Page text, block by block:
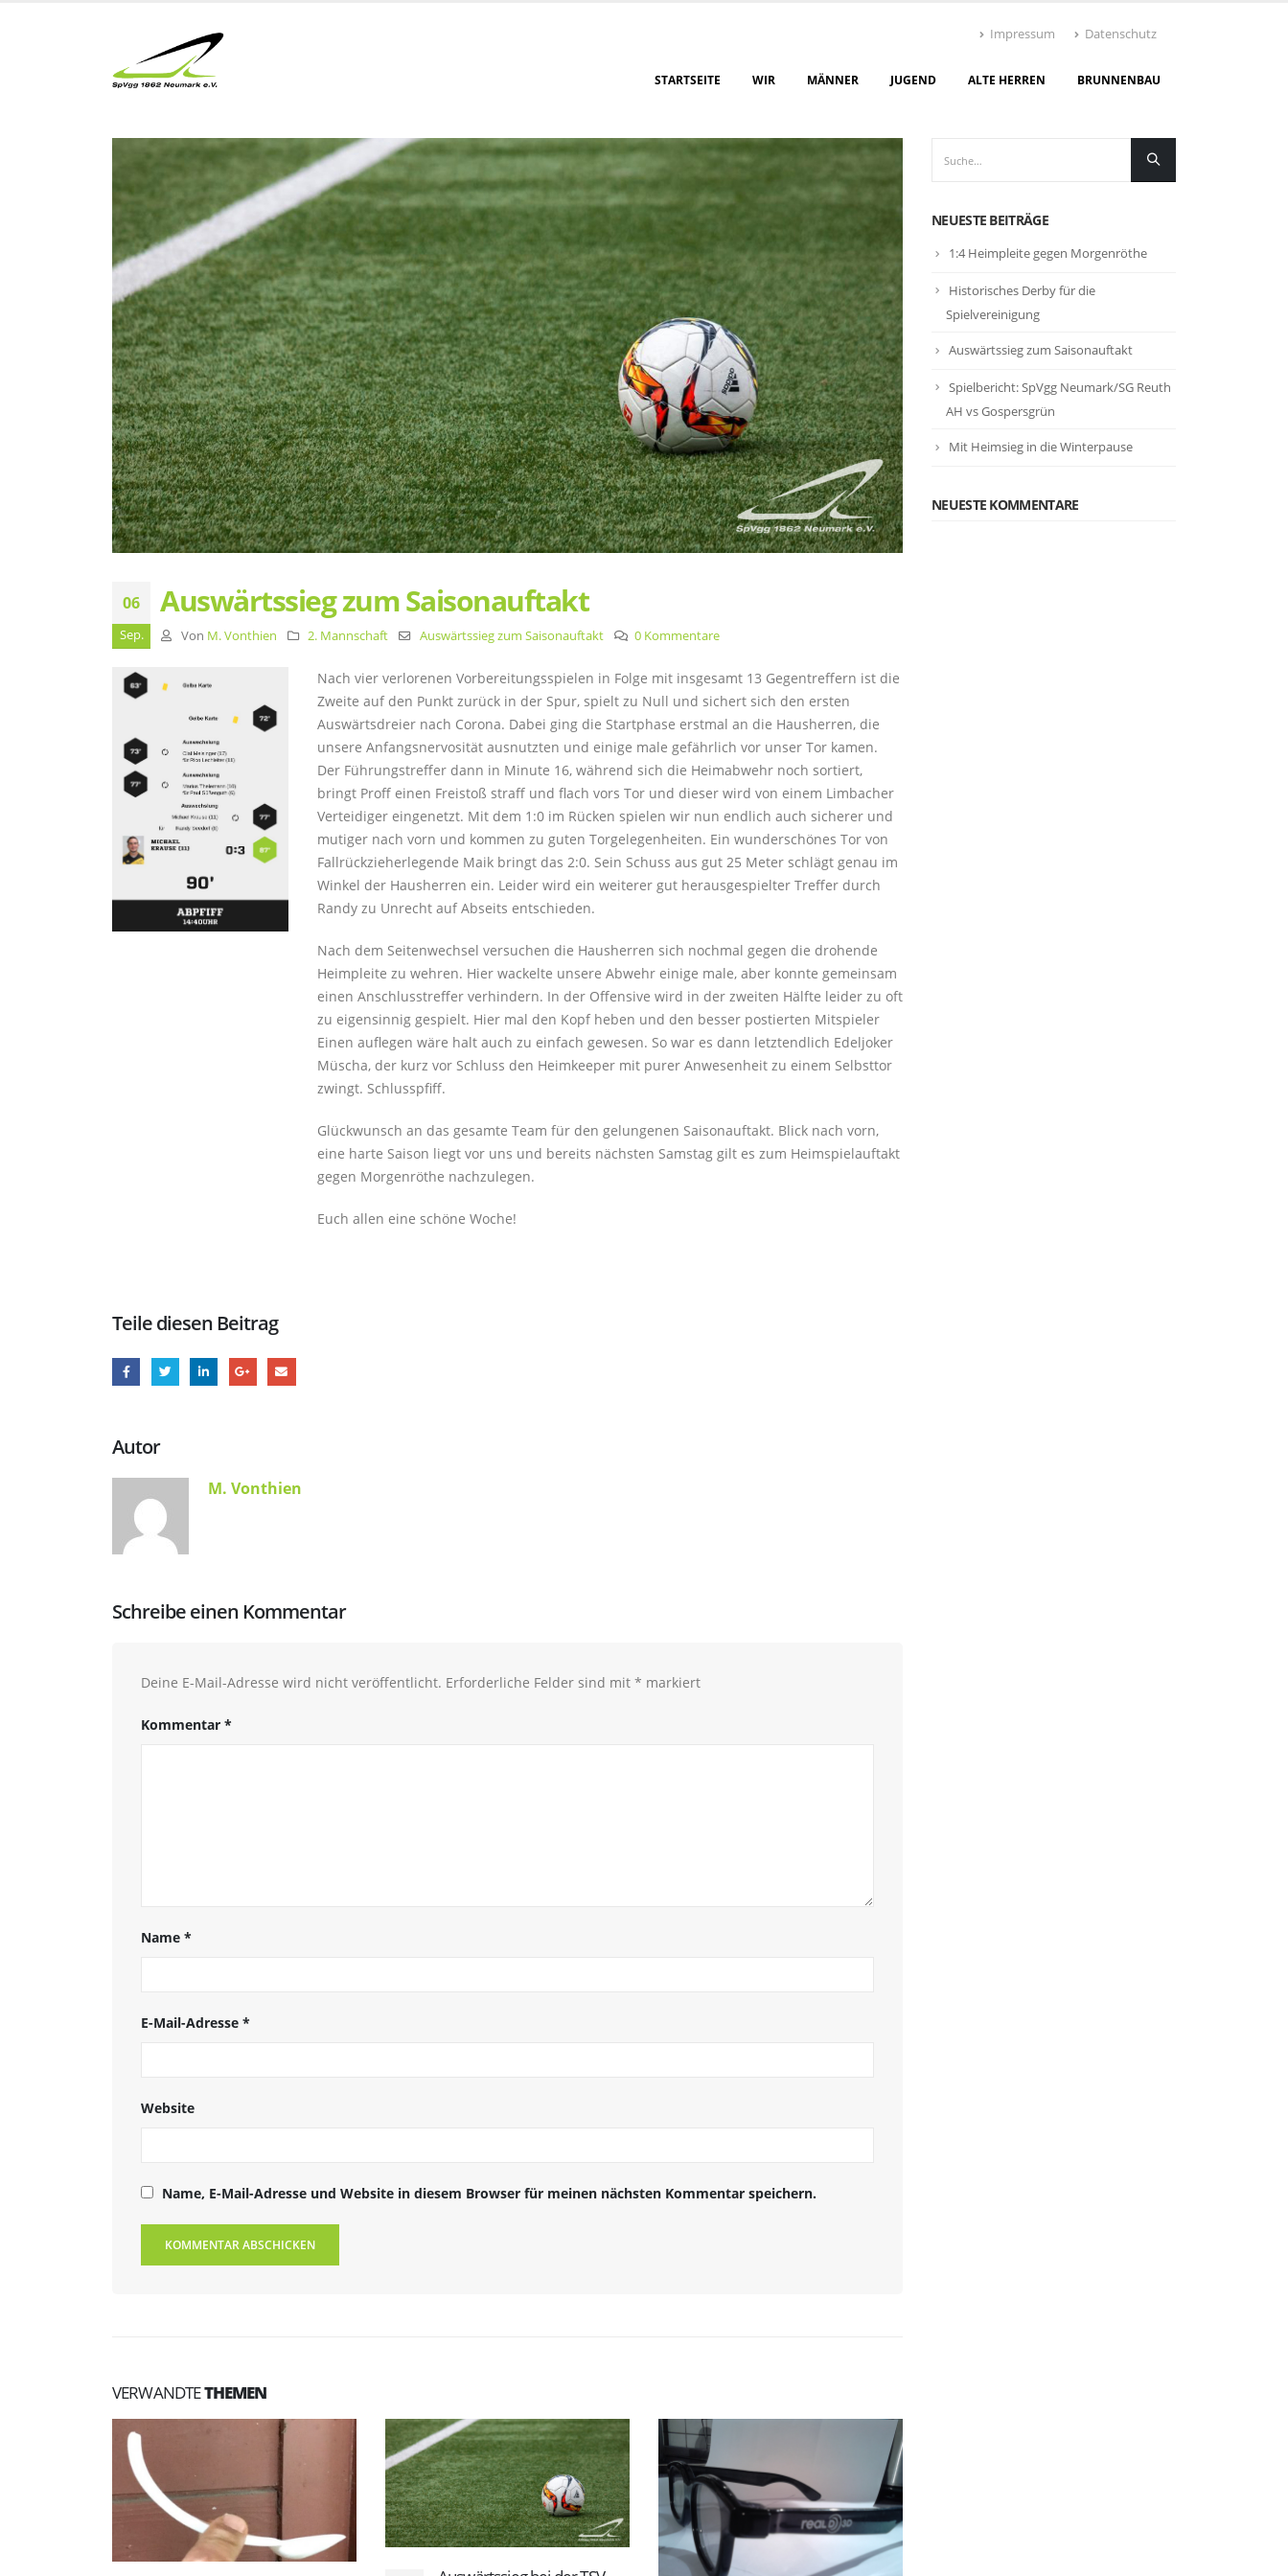
Impressum Datenschutz
STARTSEITE WIR MÄNNER JUGEND ALTE HERREN BRUNNENBAU
06
Sep.
Auswärtssieg zum Saisonauftakt
Von M. Vonthien 2. Mannschaft Auswärtssieg zum Saisonauftakt 0 Kommentare
Nach vier verlorenen Vorbereitungsspielen in Folge mit insgesamt 13 Gegentreffern ist die
Zweite auf den Punkt zurück in der Spur, spielt zu Null und sichert sich den ersten
Auswärtsdreier nach Corona. Dabei ging die Startphase erstmal an die Hausherren, die
unsere Anfangsnervosität ausnutzten und einige male gefährlich vor unser Tor kamen.
Der Führungstreffer dann in Minute 16, während sich die Heimabwehr noch sortiert,
bringt Proff einen Freistoß straff und flach vors Tor und dieser wird von einem Limbacher
Verteidiger eingenetzt. Mit dem 1:0 im Rücken spielen wir nun endlich auch sicherer und
mutiger nach vorn und kommen zu guten Torgelegenheiten. Ein wunderschönes Tor von
Fallrückzieherlegende Maik bringt das 2:0. Sein Schuss aus gut 25 Meter schlägt genau im
Winkel der Hausherren ein. Leider wird ein weiterer gut herausgespielter Treffer durch
Randy zu Unrecht auf Abseits entschieden.
Nach dem Seitenwechsel versuchen die Hausherren sich nochmal gegen die drohende
Heimpleite zu wehren. Hier wackelte unsere Abwehr einige male, aber konnte gemeinsam
einen Anschlusstreffer verhindern. In der Offensive wird in der zweiten Hälfte leider zu oft
zu eigensinnig gespielt. Hier mal den Kopf heben und den besser postierten Mitspieler
Einen auflegen wäre halt auch zu einfach gewesen. So war es dann letztendlich Edeljoker
Müscha, der kurz vor Schluss den Heimkeeper mit purer Anwesenheit zu einem Selbsttor
zwingt. Schlusspfiff.
Glückwunsch an das gesamte Team für den gelungenen Saisonauftakt. Blick nach vorn,
eine harte Saison liegt vor uns und bereits nächsten Samstag gilt es zum Heimspielauftakt
gegen Morgenröthe nachzulegen.
Euch allen eine schöne Woche!
Teile diesen Beitrag
Autor
M. Vonthien
Schreibe einen Kommentar
Deine E-Mail-Adresse wird nicht veröffentlicht. Erforderliche Felder sind mit * markiert
Kommentar *
Name *
E-Mail-Adresse *
Website
Name, E-Mail-Adresse und Website in diesem Browser für meinen nächsten Kommentar speichern.
VERWANDTETHEMEN
07
Okt.
Erster Heimsieg gegen die
Reichenbach
Nach der besten
Saisonleistung der Vorwoche
in Pfaffengrün galt es diesen
Samstag gegen den
NEUESTE BEITRÄGE
1:4 Heimpleite gegen Morgenröthe
Historisches Derby für die
Spielvereinigung
Auswärtssieg zum Saisonauftakt
Spielbericht: SpVgg Neumark/SG Reuth
AH vs Gospersgrün
Mit Heimsieg in die Winterpause
NEUESTE KOMMENTARE